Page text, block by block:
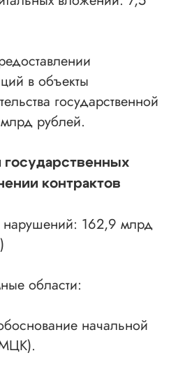
в объекты
государственной
рублей.
контрактов
162,9 млрд
области:
начальной